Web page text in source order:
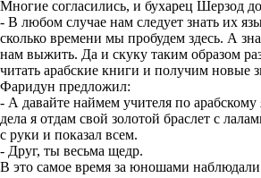
Многие согласились, и бухарец Шерзод
- В любом случае нам следует знать их
сколько времени мы пробудем здесь. А
нам выжить. Да и скуку таким образом
читать арабские книги и получим новые
Фаридун предложил:
- А давайте наймем учителя по арабскому
дела я отдам свой золотой браслет с
с руки и показал всем.
- Друг, ты весьма щедр.
В это самое время за юношами наблюдали